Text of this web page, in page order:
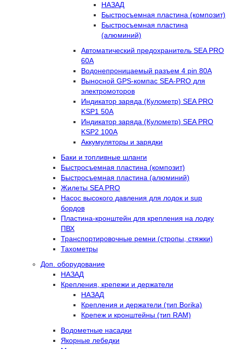
НАЗАД
Быстросъемная пластина (композит)
Быстросъемная пластина
(алюминий)
Автоматический предохранитель SEA PRO
60А
Водонепроницаемый разъем 4 pin 80А
Выносной GPS-компас SEA-PRO для
электромоторов
Индикатор заряда (Кулометр) SEA PRO
KSP1 50А
Индикатор заряда (Кулометр) SEA PRO
KSP2 100А
Аккумуляторы и зарядки
Баки и топливные шланги
Быстросъемная пластина (композит)
Быстросъемная пластина (алюминий)
Жилеты SEA PRO
Насос высокого давления для лодок и sup
бордов
Пластина-кронштейн для крепления на лодку
ПВХ
Транспортировочные ремни (стропы, стяжки)
Тахометры
Доп. оборудование
НАЗАД
Крепления, крепежи и держатели
НАЗАД
Крепления и держатели (тип Borika)
Крепеж и кронштейны (тип RAM)
Водометные насадки
Якорные лебедки